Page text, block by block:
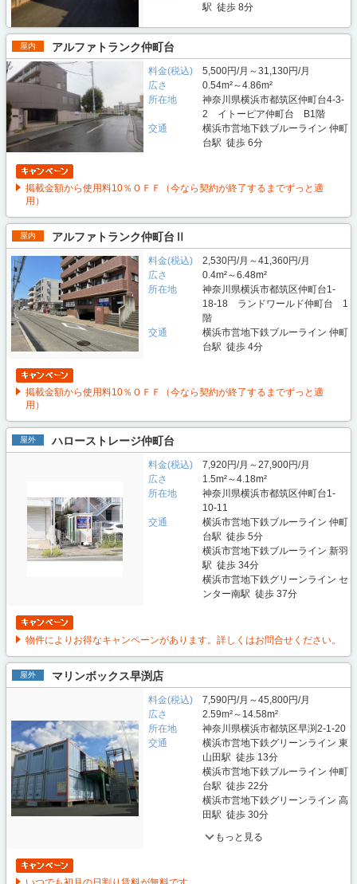
駅 徒歩 8分
屋内 アルファトランク仲町台
料金(税込)
5,500円/月～31,130円/月
広さ
0.54m²～4.86m²
所在地
神奈川県横浜市都筑区仲町台4-3-
2 イトーピア仲町台 B1階
交通
横浜市営地下鉄ブルーライン 仲町
台駅 徒歩 6分
掲載金額から使用料10％ＯＦＦ（今なら契約が終了するまでずっと適
用）
屋内 アルファトランク仲町台Ⅱ
料金(税込)
2,530円/月～41,360円/月
広さ
0.4m²～6.48m²
所在地
神奈川県横浜市都筑区仲町台1-
18-18 ランドワールド仲町台 1
階
交通
横浜市営地下鉄ブルーライン 仲町
台駅 徒歩 4分
掲載金額から使用料10％ＯＦＦ（今なら契約が終了するまでずっと適
用）
屋外 ハローストレージ仲町台
料金(税込)
7,920円/月～27,900円/月
広さ
1.5m²～4.18m²
所在地
神奈川県横浜市都筑区仲町台1-
10-11
交通
横浜市営地下鉄ブルーライン 仲町
台駅 徒歩 5分
横浜市営地下鉄ブルーライン 新羽
駅 徒歩 34分
横浜市営地下鉄グリーンライン セ
ンター南駅 徒歩 37分
物件によりお得なキャンペーンがあります。詳しくはお問合せください。
屋外 マリンボックス早渕店
料金(税込)
7,590円/月～45,800円/月
広さ
2.59m²～14.58m²
所在地
神奈川県横浜市都筑区早渕2-1-20
交通
横浜市営地下鉄グリーンライン 東
山田駅 徒歩 13分
横浜市営地下鉄ブルーライン 仲町
台駅 徒歩 22分
横浜市営地下鉄グリーンライン 高
田駅 徒歩 30分
もっと見る